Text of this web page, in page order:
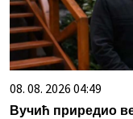
08. 08. 2026 04:49
Вучић приредио